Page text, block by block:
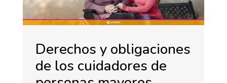
Derechos y obligaciones
de los cuidadores de